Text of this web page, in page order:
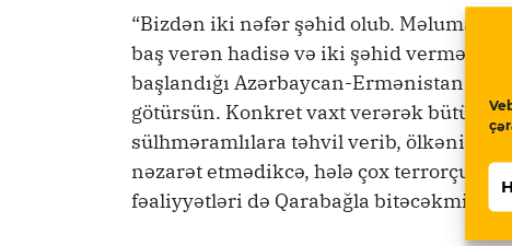
“Bizdən iki nəfər şəhid olub. Məlumata
baş verən hadisə və iki şəhid
başlandığı Azərbaycan-Ermənistan
götürsün. Konkret vaxt verərək bütün
sülhməramlılara təhvil verib, ölkəni tərk
nəzarət etmədikcə, hələ çox terrorçu
fəaliyyətləri də Qarabağla bitəcəkmi?”